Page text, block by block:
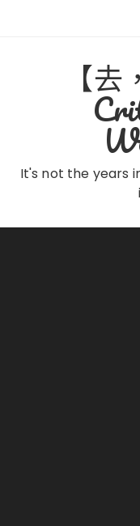
【
It's not the years